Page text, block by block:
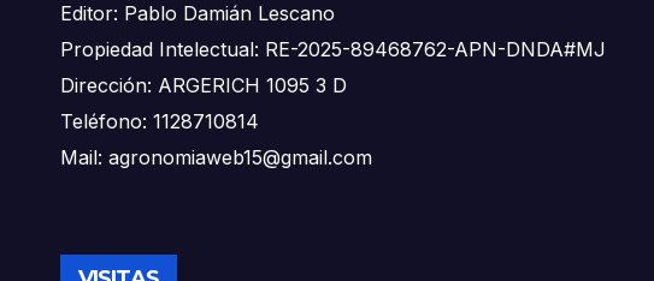
Editor: Pablo Damián Lescano
Propiedad Intelectual: RE-2025-89468762-APN-DNDA#MJ
Dirección: ARGERICH 1095 3 D
Teléfono: 1128710814
Mail: agronomiaweb15@gmail.com